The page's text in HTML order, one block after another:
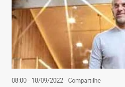
08:00 - 18/09/2022- Compartilhe